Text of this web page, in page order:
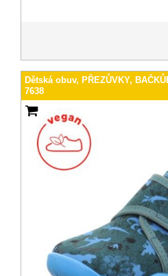
Dětská obuv, PŘEZŮVKY,
7638